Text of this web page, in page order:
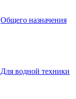
Общего назначения
Для водной техники